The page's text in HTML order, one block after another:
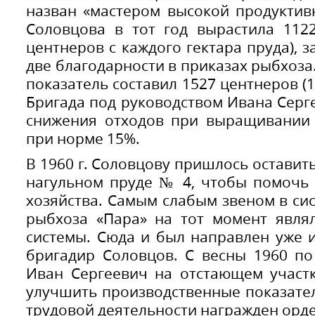
назван «мастером высокой
Соловцова в тот год вырастила
центнеров с каждого гектара пруда),
две благодарности в приказах
показатель составил 1527 центнеров
Бригада под руководством Ивана
снижения отходов при
при норме 15%.
В 1960 г. Соловцову пришлось
нагульном пруде № 4, чтобы
хозяйства. Самым слабым звеном в
рыбхоза «Пара» на тот момент
системы. Сюда и был направлен уже
бригадир Соловцов. С весны 1960
Иван Сергеевич на отстающем
улучшить производственные
трудовой деятельности награжден